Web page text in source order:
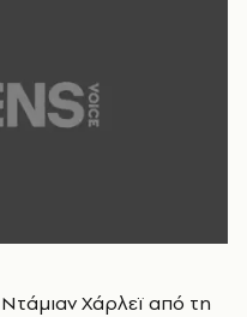
Χάρλεϊ από τη